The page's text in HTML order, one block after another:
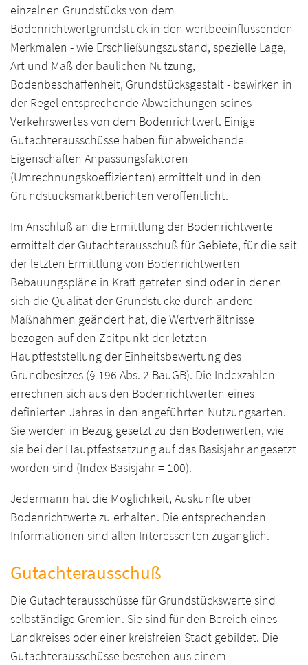
einzelnen Grundstücks von dem
Bodenrichtwertgrundstück in den wertbeeinflussenden
Merkmalen - wie Erschließungszustand, spezielle Lage,
Art und Maß der baulichen Nutzung,
Bodenbeschaffenheit, Grundstücksgestalt - bewirken in
der Regel entsprechende Abweichungen seines
Verkehrswertes von dem Bodenrichtwert. Einige
Gutachterausschüsse haben für abweichende
Eigenschaften Anpassungsfaktoren
(Umrechnungskoeffizienten) ermittelt und in den
Grundstücksmarktberichten veröffentlicht.
Im Anschluß an die Ermittlung der Bodenrichtwerte
ermittelt der Gutachterausschuß für Gebiete, für die seit
der letzten Ermittlung von Bodenrichtwerten
Bebauungspläne in Kraft getreten sind oder in denen
sich die Qualität der Grundstücke durch andere
Maßnahmen geändert hat, die Wertverhältnisse
bezogen auf den Zeitpunkt der letzten
Hauptfeststellung der Einheitsbewertung des
Grundbesitzes (§ 196 Abs. 2 BauGB). Die Indexzahlen
errechnen sich aus den Bodenrichtwerten eines
definierten Jahres in den angeführten Nutzungsarten.
Sie werden in Bezug gesetzt zu den Bodenwerten, wie
sie bei der Hauptfestsetzung auf das Basisjahr angesetzt
worden sind (Index Basisjahr = 100).
Jedermann hat die Möglichkeit, Auskünfte über
Bodenrichtwerte zu erhalten. Die entsprechenden
Informationen sind allen Interessenten zugänglich.
Gutachterausschuß
Die Gutachterausschüsse für Grundstückswerte sind
selbständige Gremien. Sie sind für den Bereich eines
Landkreises oder einer kreisfreien Stadt gebildet. Die
Gutachterausschüsse bestehen aus einem